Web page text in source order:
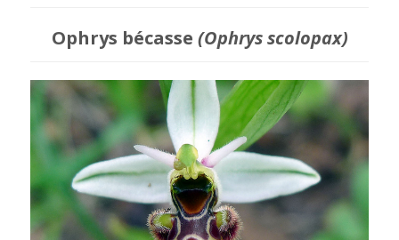
Ophrys bécasse (Ophrys scolopax)